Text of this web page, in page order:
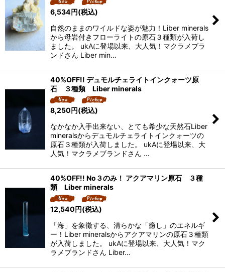
6,534円(税込)
自然のままのワイルドな姿が魅力！Liber minerals
から母岩付きフローライトの原石３種類が入荷し
ました。 ukAに登場以来、大人気！マクラメブラ
ンドさん Liber min…
40%OFF!! デュモルチェライトインクォーツ原
石 ３種類 Liber minerals
8,250円(税込)
なかなか入手出来ない、とても希少な天然石Liber
mineralsからデュモルチェライトインクォーツの
原石３種類が入荷しました。 ukAに登場以来、大
人気！マクラメブランドさん …
40%OFF!! No３のみ！ アクアマリン原石 ３種
類 Liber minerals
12,540円(税込)
「海」を象徴する、清らかな「癒し」のエネルギ
ー！Liber mineralsからアクアマリンの原石３種類
が入荷しました。 ukAに登場以来、大人気！マク
ラメブランドさん Liber…